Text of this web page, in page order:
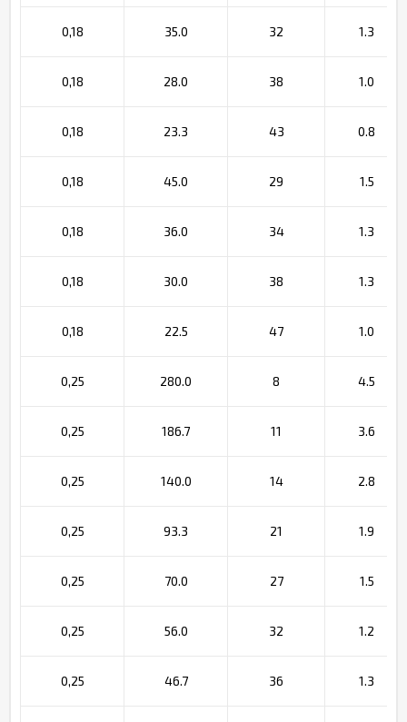
0,18 35.0 32 1.3
0,18 28.0 38 1.0
0,18 23.3 43 0.8
0,18 45.0 29 1.5
0,18 36.0 34 1.3
0,18 30.0 38 1.3
0,18 22.5 47 1.0
0,25 280.0 8 4.5
0,25 186.7 11 3.6
0,25 140.0 14 2.8
0,25 93.3 21 1.9
0,25 70.0 27 1.5
0,25 56.0 32 1.2
0,25 46.7 36 1.3